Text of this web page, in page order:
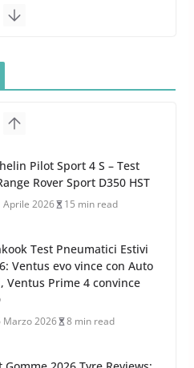
Marzo 2025 2 min read
Marzo 2025 2 min read
Test Pneumatici Estivi
Ventus evo vince con Auto
Ventus Prime 4 convince
Gomme 2026 Tyre Reviews:
pneumatici estivi
a confronto